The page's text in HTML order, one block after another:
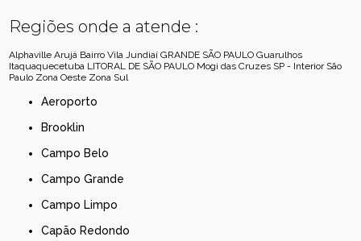
Regiões onde a atende :
Alphaville Arujá Bairro Vila Jundiaí GRANDE SÃO PAULO Guarulhos
Itaquaquecetuba LITORAL DE SÃO PAULO Mogi das Cruzes SP - Interior São
Paulo Zona Oeste Zona Sul
Aeroporto
Brooklin
Campo Belo
Campo Grande
Campo Limpo
Capão Redondo